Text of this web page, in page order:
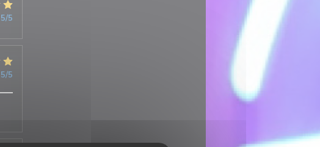
5/5
5/5